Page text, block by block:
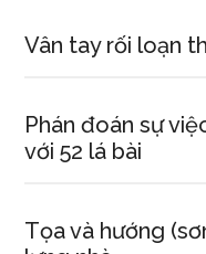
Vân tay rối loạn
Phán đoán sự
với 52 lá bài
Tọa và hướng